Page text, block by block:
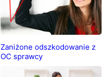
Zaniżone odszkodowanie z
OC sprawcy